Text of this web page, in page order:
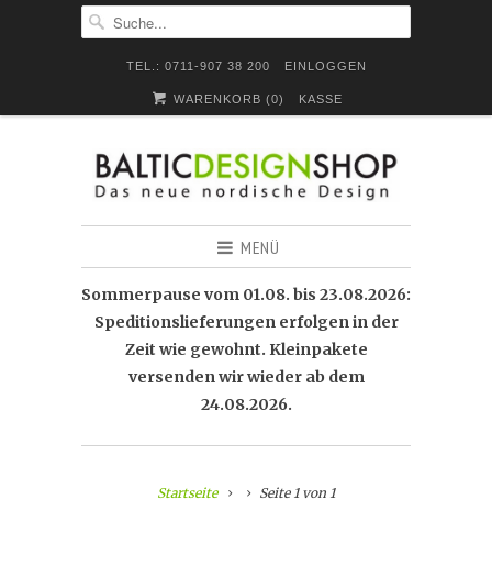
TEL.: 0711-907 38 200 EINLOGGEN
WARENKORB (0) KASSE
MENÜ
Sommerpause vom 01.08. bis 23.08.2026:
Speditionslieferungen erfolgen in der
Zeit wie gewohnt. Kleinpakete
versenden wir wieder ab dem
24.08.2026.
Startseite Seite 1 von 1